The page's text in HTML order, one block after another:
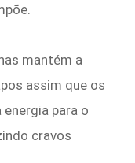
mantém a
assim que os
para o
cravos